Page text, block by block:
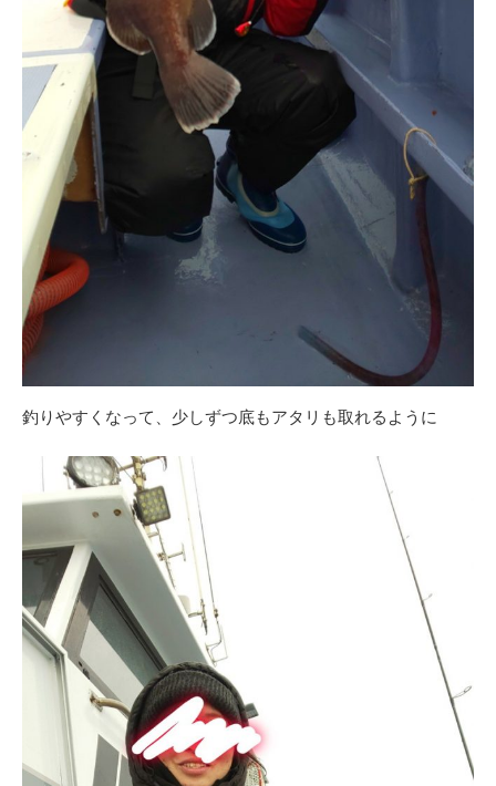
釣りやすくなって、少しずつ底もアタリも取れるように